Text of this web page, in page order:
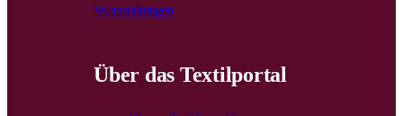
Veranstaltungen
Über das Textilportal